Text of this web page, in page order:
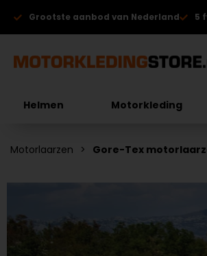
Grootste aanbod van Nederland 5
Helmen Motorkleding
Motorlaarzen Gore-Tex